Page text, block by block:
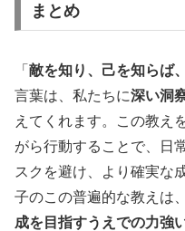
まとめ
「 敵を知り、己を知らば
言葉は、私たちに深い洞
えてくれます。この教え
がら行動することで、日
スクを避け、より確実な
子のこの普遍的な教えは、
成を目指すうえでの力強